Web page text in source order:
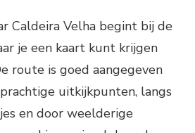
Caldeira Velha begint bij de
je een kaart kunt krijgen
route is goed aangegeven
uitkijkpunten, langs
en door weelderige